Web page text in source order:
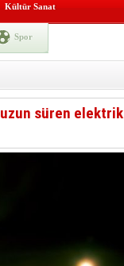
Kültür Sanat
Spor
süren elektrik